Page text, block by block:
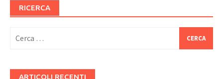
RICERCA
per:
ARTICOLI RECENTI